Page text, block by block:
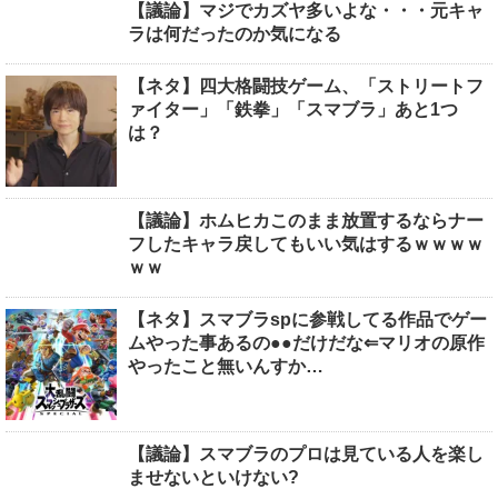
【議論】マジでカズヤ多いよな・・・元キャ
ラは何だったのか気になる
【ネタ】四大格闘技ゲーム、「ストリートフ
ァイター」「鉄拳」「スマブラ」あと1つ
は？
【議論】ホムヒカこのまま放置するならナー
フしたキャラ戻してもいい気はするｗｗｗｗ
ｗｗ
【ネタ】スマブラspに参戦してる作品でゲー
ムやった事あるの●●だけだな⇐マリオの原作
やったこと無いんすか…
【議論】スマブラのプロは見ている人を楽し
ませないといけない?